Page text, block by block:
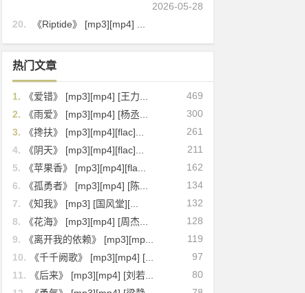
2026-05-28
20.
《Riptide》 [mp3][mp4] ...
热门文章
469
1.
《爱错》 [mp3][mp4] [王力...
300
2.
《雨爱》 [mp3][mp4] [杨丞...
261
3.
《搀扶》 [mp3][mp4][flac]...
211
4.
《阴天》 [mp3][mp4][flac]...
162
5.
《苹果香》 [mp3][mp4][fla...
134
6.
《孤勇者》 [mp3][mp4] [陈...
132
7.
《知我》 [mp3] [国风堂][...
128
8.
《花海》 [mp3][mp4] [周杰...
119
9.
《离开我的依赖》 [mp3][mp...
97
10.
《千千阙歌》 [mp3][mp4] [...
80
11.
《后来》 [mp3][mp4] [刘若...